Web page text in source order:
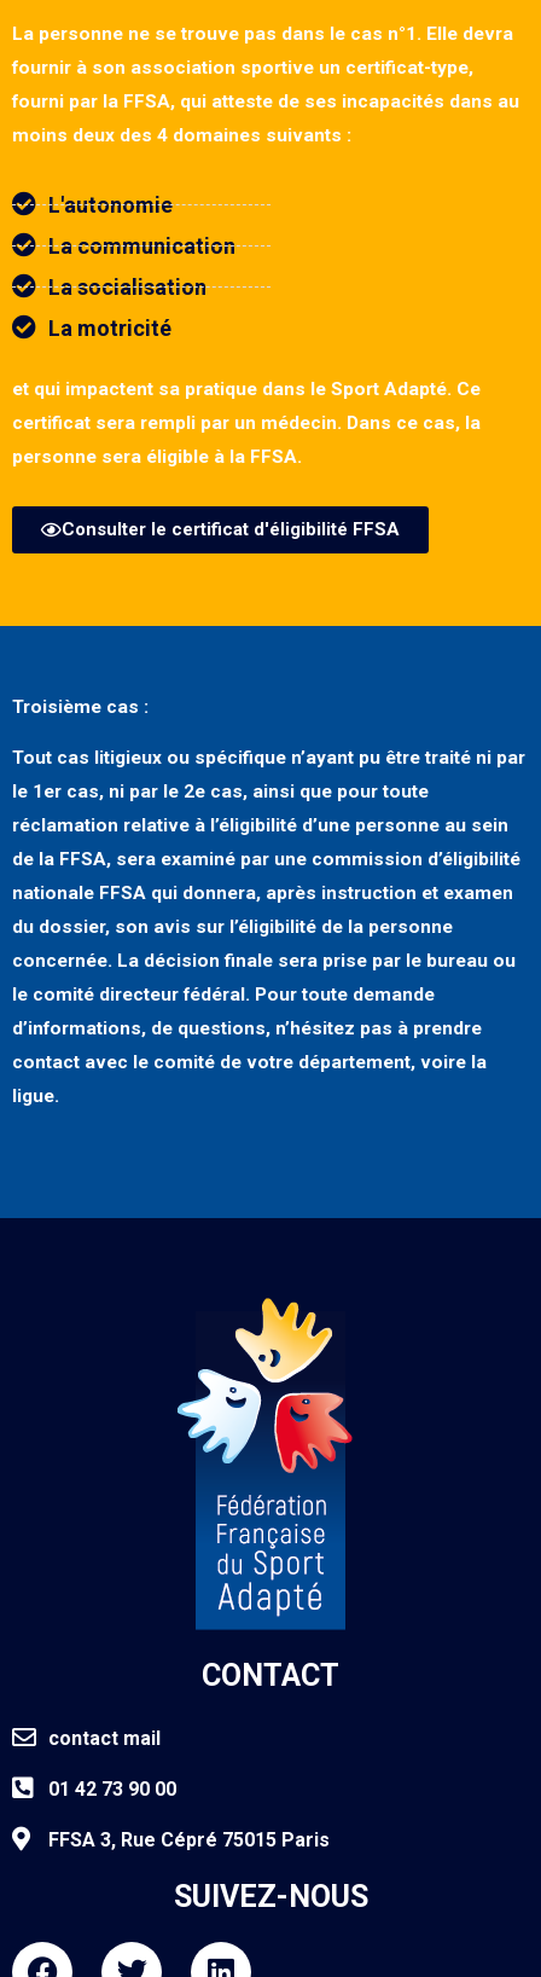
La personne ne se trouve pas dans le cas n°1. Elle devra
fournir à son association sportive un certificat-type,
fourni par la FFSA, qui atteste de ses incapacités dans au
moins deux des 4 domaines suivants :
L'autonomie
La communication
La socialisation
La motricité
et qui impactent sa pratique dans le Sport Adapté. Ce
certificat sera rempli par un médecin. Dans ce cas, la
personne sera éligible à la FFSA.
Consulter le certificat d'éligibilité FFSA
Troisième cas :
Tout cas litigieux ou spécifique n’ayant pu être traité ni par
le 1er cas, ni par le 2e cas, ainsi que pour toute
réclamation relative à l’éligibilité d’une personne au sein
de la FFSA, sera examiné par une commission d’éligibilité
nationale FFSA qui donnera, après instruction et examen
du dossier, son avis sur l’éligibilité de la personne
concernée. La décision finale sera prise par le bureau ou
le comité directeur fédéral. Pour toute demande
d’informations, de questions, n’hésitez pas à prendre
contact avec le comité de votre département, voire la
ligue.
CONTACT
contact mail
01 42 73 90 00
FFSA 3, Rue Cépré 75015 Paris
SUIVEZ-NOUS
F
T
L